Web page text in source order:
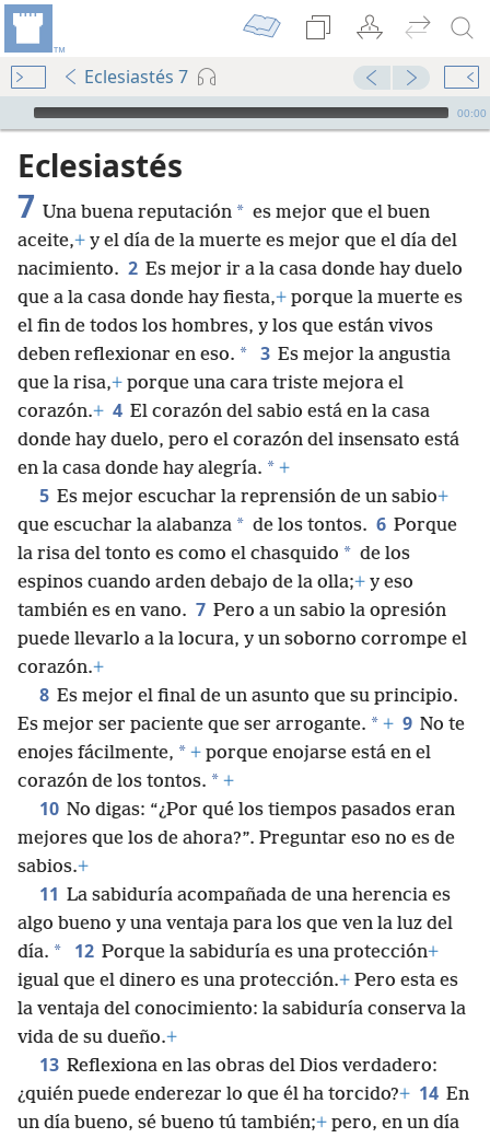
Eclesiastés 7
Audio Player
00:00
Eclesiastés
7 Una buena reputación * es mejor que el buen
aceite,+ y el día de la muerte es mejor que el día del
nacimiento. 2 Es mejor ir a la casa donde hay duelo
que a la casa donde hay fiesta,+ porque la muerte es
el fin de todos los hombres, y los que están vivos
deben reflexionar en eso. * 3 Es mejor la angustia
que la risa,+ porque una cara triste mejora el
corazón.+ 4 El corazón del sabio está en la casa
donde hay duelo, pero el corazón del insensato está
en la casa donde hay alegría. * +
5 Es mejor escuchar la reprensión de un sabio+
que escuchar la alabanza * de los tontos. 6 Porque
la risa del tonto es como el chasquido * de los
espinos cuando arden debajo de la olla;+ y eso
también es en vano. 7 Pero a un sabio la opresión
puede llevarlo a la locura, y un soborno corrompe el
corazón.+
8 Es mejor el final de un asunto que su principio.
Es mejor ser paciente que ser arrogante. * + 9 No te
enojes fácilmente, * + porque enojarse está en el
corazón de los tontos. * +
10 No digas: “¿Por qué los tiempos pasados eran
mejores que los de ahora?”. Preguntar eso no es de
sabios.+
11 La sabiduría acompañada de una herencia es
algo bueno y una ventaja para los que ven la luz del
día. * 12 Porque la sabiduría es una protección+
igual que el dinero es una protección.+ Pero esta es
la ventaja del conocimiento: la sabiduría conserva la
vida de su dueño.+
13 Reflexiona en las obras del Dios verdadero:
¿quién puede enderezar lo que él ha torcido?+ 14 En
un día bueno, sé bueno tú también;+ pero, en un día